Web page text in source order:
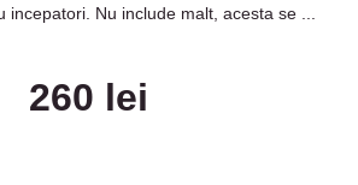
incepatori. Nu include malt, acesta se ...
260 lei